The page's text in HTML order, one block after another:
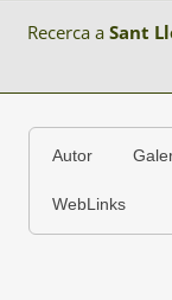
Recerca a Sant
Autor
WebLinks